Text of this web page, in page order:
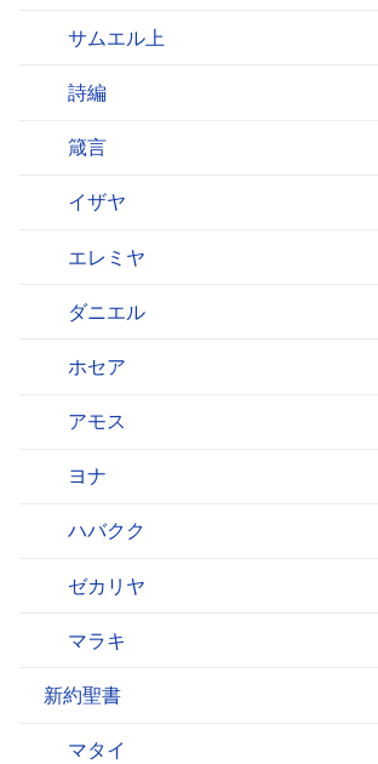
サムエル上
詩編
箴言
イザヤ
エレミヤ
ダニエル
ホセア
アモス
ヨナ
ハバクク
ゼカリヤ
マラキ
新約聖書
マタイ